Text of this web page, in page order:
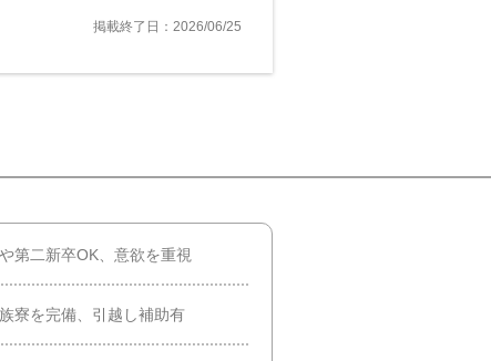
掲載終了日：2026/06/25
第二新卒OK、意欲を重視
寮を完備、引越し補助有